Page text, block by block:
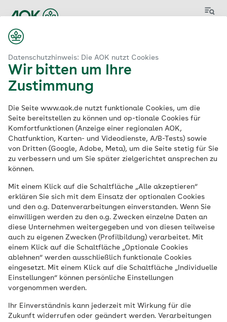
Datenschutzhinweis: Die AOK nutzt Cookies
Wir bitten um Ihre
Zustimmung
Die Seite www.aok.de nutzt funktionale Cookies, um die
Seite bereitstellen zu können und op-tionale Cookies für
Komfortfunktionen (Anzeige einer regionalen AOK,
Chatfunktion, Karten- und Videodienste, A/B-Tests) sowie
von Dritten (Google, Adobe, Meta), um die Seite stetig für Sie
zu verbessern und um Sie später zielgerichtet ansprechen zu
können.
Mit einem Klick auf die Schaltfläche „Alle akzeptieren“
erklären Sie sich mit dem Einsatz der optionalen Cookies
und den o.g. Datenverarbeitungen einverstanden. Wenn Sie
einwilligen werden zu den o.g. Zwecken einzelne Daten an
diese Unternehmen weitergegeben und von diesen teilweise
auch zu eigenen Zwecken (Profilbildung) verarbeitet. Mit
einem Klick auf die Schaltfläche „Optionale Cookies
ablehnen“ werden ausschließlich funktionale Cookies
eingesetzt. Mit einem Klick auf die Schaltfläche „Individuelle
Einstellungen“ können persönliche Einstellungen
vorgenommen werden.
Ihr Einverständnis kann jederzeit mit Wirkung für die
Zukunft widerrufen oder geändert werden. Verarbeitungen
Duales Studium -
Fachrichtung
Management in der
Gesundheitswirtscha
ft (B.Sc.) in der Region
München ab
01.09.2027
Duales Studium - ausbildungsintegriert |
Ausbildungsbeginn: 31.08.2027